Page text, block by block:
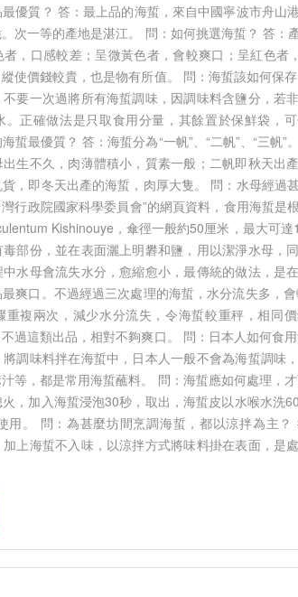
sắt,
lò
giàu sắt
ước khi
hợp phần
Tài liệu về công tác bảo hộ lao
động
Admin 26/12/2018
Một quá trình lao động có thể tồn tại
một hoặc nhiều yếu tố nguy hiểm,
có hại. Nếu không được phòng
ngừa, ngăn chặn, chúng có thể tác
động...
優質？ 答：最上品的海蜇，來自中國寧波市舟山
次一等的產地是湛江。 問：如何挑選海蜇？ 答：
，口感較差；呈微黃色者，會較爽口；呈紅色者
使價錢較貴，也是物有所值。 問：海蜇該如何保
要一次過將所有海蜇調味，因調味料含鹽分，若
正確做法是只取食用分量，其餘置於保鮮袋，可
蜇最優質？ 答：海蜇分為“一帆”、“二帆”、“三帆”
生不久，肉薄體積小，質素一般；二帆即秋天出
，即冬天出產的海蜇，肉厚大隻。 問：水母經過
行政院國家科學委員會”的網頁資料，食用海蜇是
Kishinouye，傘徑一般約50厘米，最大可達
部份，並在表面灑上明礬和鹽，用以潔淨水母，
水母會流失水分，愈縮愈小，最傳統的做法，是
爽口。不過經過三次處理的海蜇，水分流失多，
重複兩次，減少水分流失，令海蜇較重秤，相同
過這類出品，相對不夠爽口。 問：日本人如何食
調味料拌在海蜇中，日本人一般不會為海蜇調味
等，都是常用海蜇蘸料。 問：海蜇應如何處理，
，加入海蜇浸泡30秒，取出，海蜇皮以水喉水洗
用。 問：為甚麼坊間烹調海蜇，都以涼拌為主？
上海蜇不入味，以涼拌方式將味料掛在表面，是